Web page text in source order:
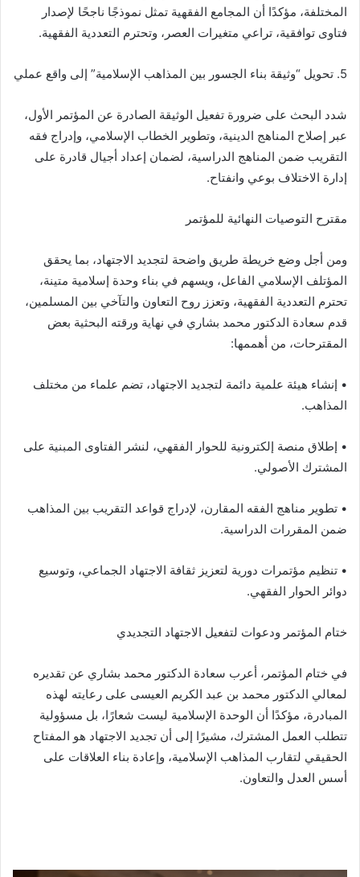
المختلفة، مؤكدًا أن المجامع الفقهية تمثل نموذجًا ناجحًا لإصدار
فتاوى توافقية، تراعي متغيرات العصر، وتحترم التعددية الفقهية.
5. تحويل “وثيقة بناء الجسور بين المذاهب الإسلامية” إلى واقع عملي
شدد البحث على ضرورة تفعيل الوثيقة الصادرة عن المؤتمر الأول،
عبر إصلاح المناهج الدينية، وتطوير الخطاب الإسلامي، وإدراج فقه
التقريب ضمن المناهج الدراسية، لضمان إعداد أجيال قادرة على
إدارة الاختلاف بوعي وانفتاح.
مقترح التوصيات النهائية للمؤتمر
ومن أجل وضع خريطة طريق واضحة لتجديد الاجتهاد، بما يحقق
المؤتلف الإسلامي الفاعل، ويسهم في بناء وحدة إسلامية متينة،
تحترم التعددية الفقهية، وتعزز روح التعاون والتآخي بين المسلمين،
قدم سعادة الدكتور محمد بشاري في نهاية ورقته البحثية بعض
المقترحات، من أهممها:
• إنشاء هيئة علمية دائمة لتجديد الاجتهاد، تضم علماء من مختلف
المذاهب.
• إطلاق منصة إلكترونية للحوار الفقهي، لنشر الفتاوى المبنية على
المشترك الأصولي.
• تطوير مناهج الفقه المقارن، لإدراج قواعد التقريب بين المذاهب
ضمن المقررات الدراسية.
• تنظيم مؤتمرات دورية لتعزيز ثقافة الاجتهاد الجماعي، وتوسيع
دوائر الحوار الفقهي.
ختام المؤتمر ودعوات لتفعيل الاجتهاد التجديدي
في ختام المؤتمر، أعرب سعادة الدكتور محمد بشاري عن تقديره
لمعالي الدكتور محمد بن عبد الكريم العيسى على رعايته لهذه
المبادرة، مؤكدًا أن الوحدة الإسلامية ليست شعارًا، بل مسؤولية
تتطلب العمل المشترك، مشيرًا إلى أن تجديد الاجتهاد هو المفتاح
الحقيقي لتقارب المذاهب الإسلامية، وإعادة بناء العلاقات على
أسس العدل والتعاون.